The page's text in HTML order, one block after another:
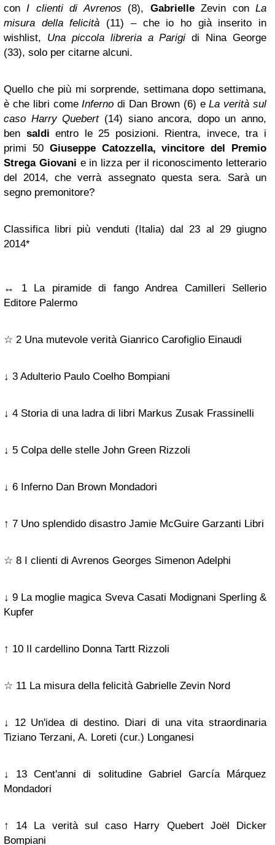
conI clienti di Avrenos (8), GabrielleZevin conLa
misura della felicità (11) – che io ho già inserito in
wishlist, Una piccola libreria a Parigi di Nina George
(33), solo per citarne alcuni.
Quello che più mi sorprende, settimana dopo settimana,
è che libri comeInferno di Dan Brown (6) eLa verità sul
caso Harry Quebert(14) siano ancora, dopo un anno,
ben saldi entro le 25 posizioni. Rientra, invece, tra i
primi 50 Giuseppe Catozzella, vincitore del Premio
Strega Giovani e in lizza per il riconoscimento letterario
del 2014, che verrà assegnato questa sera. Sarà un
segno premonitore?
Classifica libri più venduti (Italia) dal 23 al 29 giugno
2014*
↔ 1 La piramide di fango Andrea Camilleri Sellerio
Editore Palermo
☆ 2 Una mutevole verità Gianrico Carofiglio Einaudi
↓ 3 Adulterio Paulo Coelho Bompiani
↓ 4 Storia di una ladra di libri Markus Zusak Frassinelli
↓ 5 Colpa delle stelle John Green Rizzoli
↓ 6 Inferno Dan Brown Mondadori
↑ 7 Uno splendido disastro Jamie McGuire Garzanti Libri
☆ 8 I clienti di Avrenos Georges Simenon Adelphi
↓ 9 La moglie magica Sveva Casati Modignani Sperling &
Kupfer
↑ 10 Il cardellino Donna Tartt Rizzoli
☆ 11 La misura della felicità Gabrielle Zevin Nord
↓ 12 Un'idea di destino. Diari di una vita straordinaria
Tiziano Terzani, A. Loreti (cur.) Longanesi
↓ 13 Cent'anni di solitudine Gabriel García Márquez
Mondadori
↑ 14 La verità sul caso Harry Quebert Joël Dicker
Bompiani